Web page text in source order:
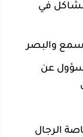
مشاكل في
عن